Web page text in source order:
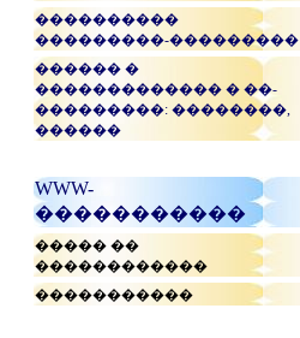
����������
���������-���������
������ �
������������� � ��-
���������: ��������,
������
WWW-
�����������
����� ��
������������
�����������